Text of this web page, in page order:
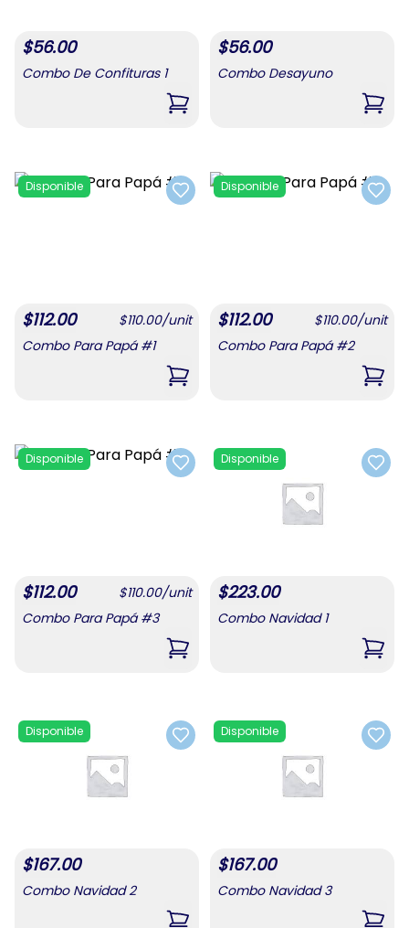
$56.00
Combo De Confituras 1
,Combo De Confituras 1
$56.00
Combo Desayuno
,
Add to favorites
Disponible
$112.00 $110.00/unit
Combo Para Papá #1
,Combo Para Papá #1
Add
Disponible
$112.00 $110.00/unit
Combo Para Papá #2
,
Add to favorites
Disponible
$112.00 $110.00/unit
Combo Para Papá #3
,Combo Para Papá #3
Add
Disponible
$223.00
Combo Navidad 1
,
Add to favorites
Disponible
$167.00
Combo Navidad 2
Add
Disponible
$167.00
Combo Navidad 3